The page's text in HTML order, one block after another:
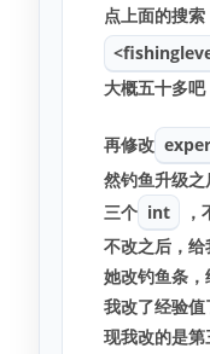
点上面的搜
大概五十多
再修改
然钓鱼升级
三个 int
不改之后，
她改钓鱼条
我改了经验
现我改的是